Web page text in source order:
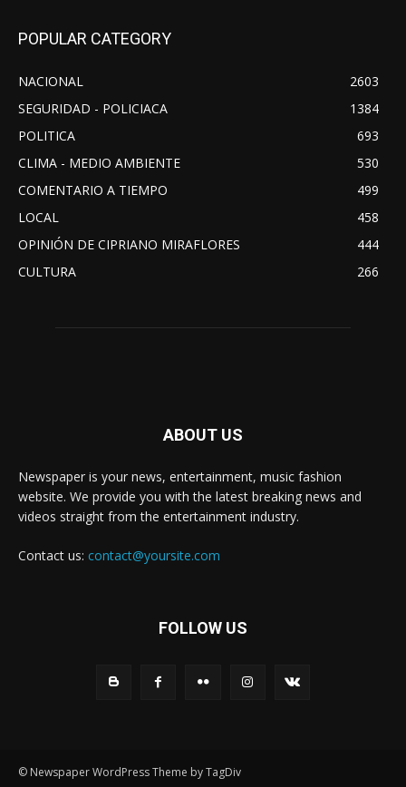
POPULAR CATEGORY
NACIONAL
2603
SEGURIDAD - POLICIACA
1384
POLITICA
693
CLIMA - MEDIO AMBIENTE
530
COMENTARIO A TIEMPO
499
LOCAL
458
OPINIÓN DE CIPRIANO MIRAFLORES
444
CULTURA
266
ABOUT US
Newspaper is your news, entertainment, music fashion
website. We provide you with the latest breaking news and
videos straight from the entertainment industry.
Contact us: contact@yoursite.com
FOLLOW US
© Newspaper WordPress Theme by TagDiv